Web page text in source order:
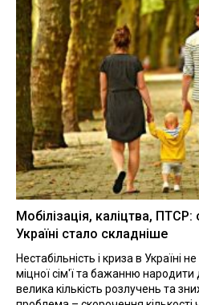
Мобілізація, каліцтва, ПТСР:
Україні стало складніше
Нестабільність і криза в Україні
міцної сім'ї та бажанню народити
велика кількість розлучень та